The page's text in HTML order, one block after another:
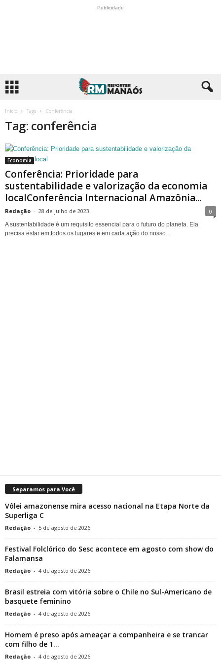
Publicidade
Início Tags Conferência
Tag: conferência
Economia
Conferência: Prioridade para
sustentabilidade e valorização da economia
localConferência Internacional Amazônia...
Redação - 28 de julho de 2023 0
A sustentabilidade é um requisito essencial para o futuro do planeta. Ela
precisa estar em todos os lugares e em cada ação do nosso...
Separamos para Você
Vôlei amazonense mira acesso nacional na Etapa Norte da
Superliga C
Redação - 5 de agosto de 2026
Festival Folclórico do Sesc acontece em agosto com show do
Falamansa
Redação - 4 de agosto de 2026
Brasil estreia com vitória sobre o Chile no Sul-Americano de
basquete feminino
Redação - 4 de agosto de 2026
Homem é preso após ameaçar a companheira e se trancar
com filho de 1...
Redação - 4 de agosto de 2026